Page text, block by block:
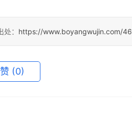
： https://www.boyangwujin.com/
(0)